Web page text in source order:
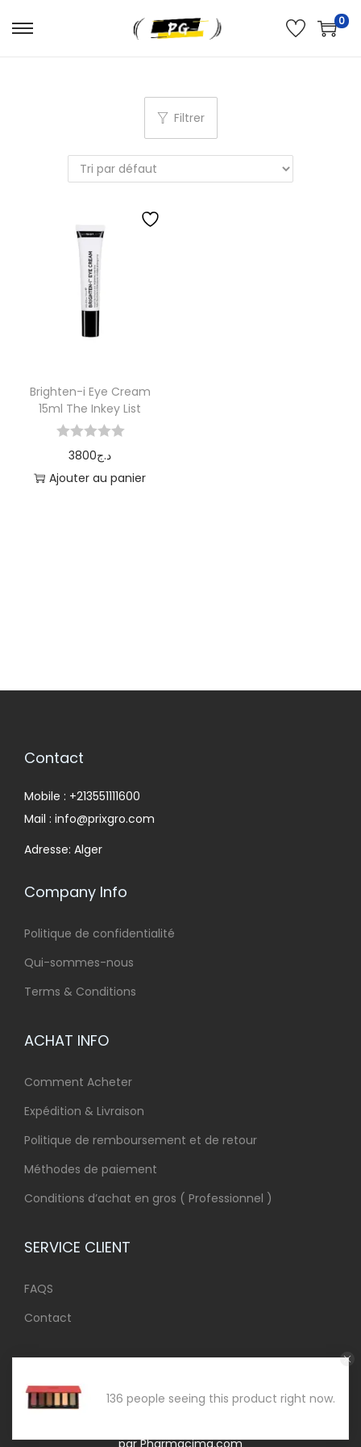
0
Filtrer
Brighten-i Eye Cream
15ml The Inkey List
3800د.ج
Ajouter au panier
Contact
Mobile : +213551111600
Mail : info@prixgro.com
Adresse: Alger
Company Info
Politique de confidentialité
Qui-sommes-nous
Terms & Conditions
ACHAT INFO
Comment Acheter
Expédition & Livraison
Politique de remboursement et de retour
Méthodes de paiement
Conditions d’achat en gros ( Professionnel )
SERVICE CLIENT
FAQS
Contact
par Pharmacima.com
136 people seeing this product right now.